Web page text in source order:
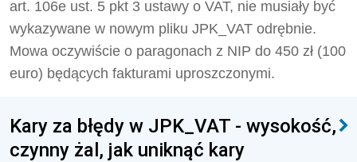
art. 106e ust. 5 pkt 3 ustawy o VAT, nie musiały być
wykazywane w nowym pliku JPK_VAT odrębnie.
Mowa oczywiście o paragonach z NIP do 450 zł (100
euro) będących fakturami uproszczonymi.
Kary za błędy w JPK_VAT - wysokość,
czynny żal, jak uniknąć kary